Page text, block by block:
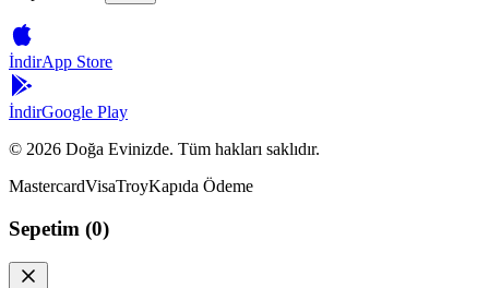
İndirApp Store
İndirGoogle Play
© 2026 Doğa Evinizde. Tüm hakları saklıdır.
MastercardVisaTroyKapıda Ödeme
Sepetim (0)